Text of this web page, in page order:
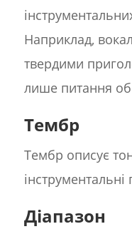
Наприклад,
твердими
лише питання
Тембр
Тембр описує
інструментальні
Діапазон